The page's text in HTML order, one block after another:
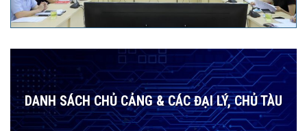
DANH SÁCH CHỦ CẢNG & CÁC ĐẠI LÝ, CHỦ TÀU